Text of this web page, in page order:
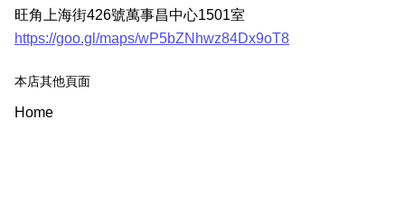
旺角上海街426號萬事昌中心1501室
https://goo.gl/maps/wP5bZNhwz84Dx9oT8
本店其他頁面
Home